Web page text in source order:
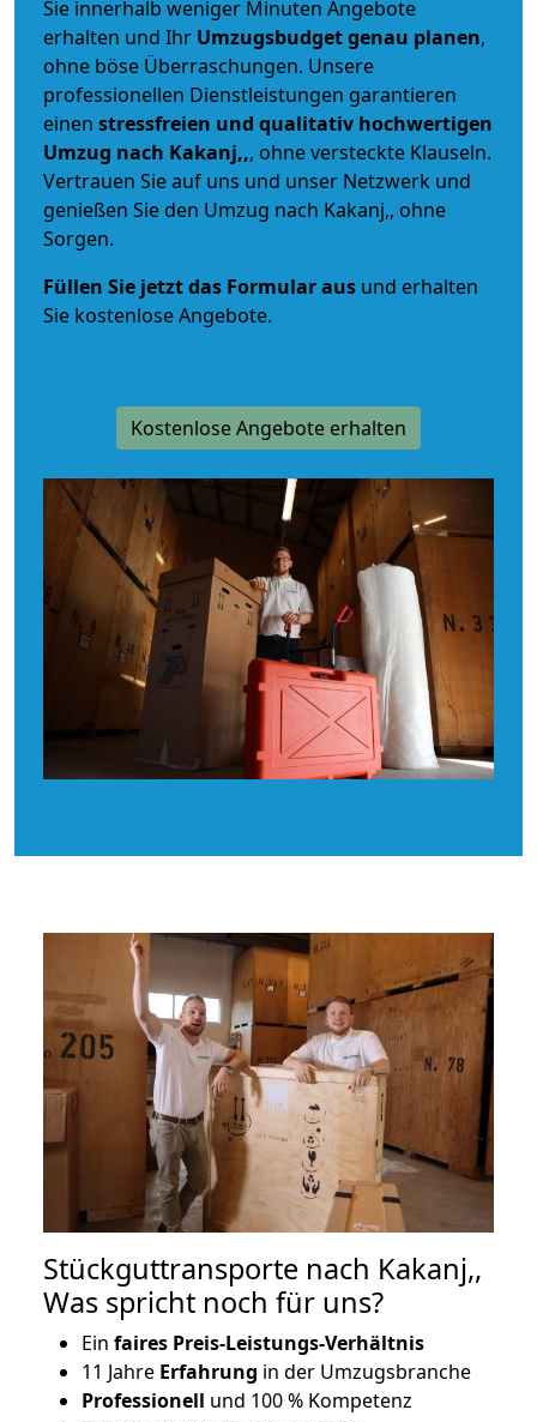
Sie innerhalb weniger Minuten Angebote
erhalten und Ihr Umzugsbudgetgenau planen,
ohne böse Überraschungen. Unsere
professionellen Dienstleistungen garantieren
einen stressfreien und qualitativ hochwertigen
Umzug nach Kakanj,,, ohne versteckte Klauseln.
Vertrauen Sie auf uns und unser Netzwerk und
genießen Sie den Umzug nach Kakanj,, ohne
Sorgen.
Füllen Sie jetzt das Formular aus und erhalten
Sie kostenlose Angebote.
Kostenlose Angebote erhalten
Stückguttransporte nach Kakanj,,
Was spricht noch für uns?
Ein faires Preis-Leistungs-Verhältnis
11 Jahre Erfahrung in der Umzugsbranche
Professionell und 100 % Kompetenz